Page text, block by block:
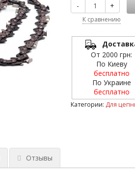
- +
К сравнению
От 2000 грн:
По Киеву
бесплатно
По Украине
бесплатно
Категории: Для
Отзывы